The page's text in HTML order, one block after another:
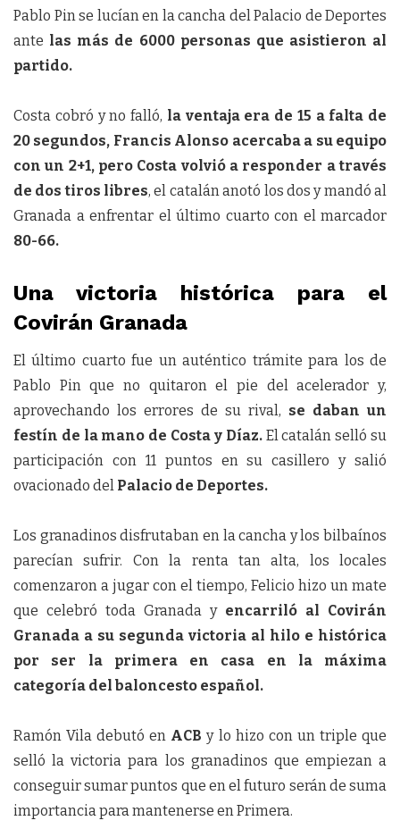
Pablo Pin se lucían en la cancha del Palacio de Deportes
ante las más de 6000 personas que asistieron al
partido.
Costa cobró y no falló, la ventaja era de 15 a falta de
20 segundos, Francis Alonso acercaba a su equipo
con un 2+1, pero Costa volvió a responder a través
de dos tiros libres, el catalán anotó los dos y mandó al
Granada a enfrentar el último cuarto con el marcador
80-66.
Una victoria histórica para el
Covirán Granada
El último cuarto fue un auténtico trámite para los de
Pablo Pin que no quitaron el pie del acelerador y,
aprovechando los errores de su rival, se daban un
festín de la mano de Costa y Díaz.El catalán selló su
participación con 11 puntos en su casillero y salió
ovacionado del Palacio de Deportes.
Los granadinos disfrutaban en la cancha y los bilbaínos
parecían sufrir. Con la renta tan alta, los locales
comenzaron a jugar con el tiempo, Felicio hizo un mate
que celebró toda Granada y encarriló al Covirán
Granada a su segunda victoria al hilo e histórica
por ser la primera en casa en la máxima
categoría del baloncesto español.
Ramón Vila debutó en ACB y lo hizo con un triple que
selló la victoria para los granadinos que empiezan a
conseguir sumar puntos que en el futuro serán de suma
importancia para mantenerse en Primera.